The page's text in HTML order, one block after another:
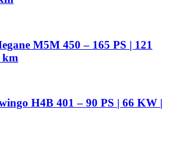
M5M 450 – 165 PS | 121
km
H4B 401 – 90 PS | 66 KW |